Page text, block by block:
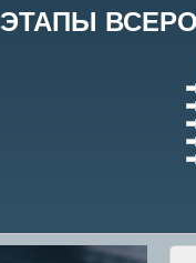
ЭТАПЫ